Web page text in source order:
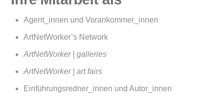
Agent_innen und Vorankommer_innen
ArtNetWorker’s Network
ArtNetWorker | galleries
ArtNetWorker | art fairs
Einführungsredner_innen und Autor_innen